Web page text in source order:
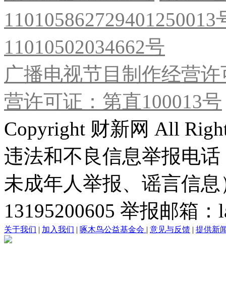
11010502034662号
广播电视节目制作经营
营许可证：第直100013号
Copyright 财新网 All
违法和不良信息举报电
未成年人举报、谣言信
13195200605 举报邮箱
关于我们 | 加入我们 | 啄木鸟公益基金会 | 意见与反馈 | 提供新